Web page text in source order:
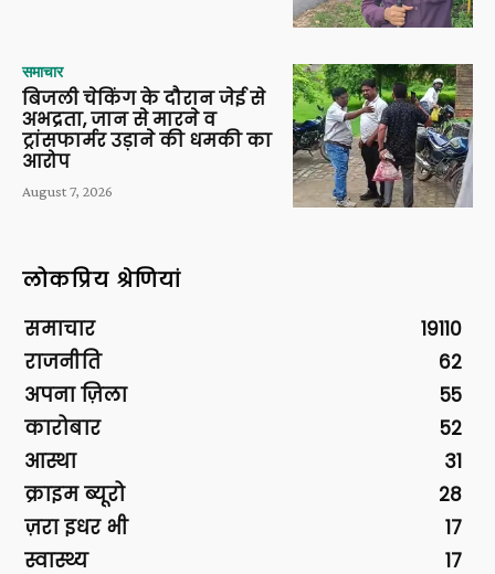
समाचार
बिजली चेकिंग के दौरान जेई से
अभद्रता, जान से मारने व
ट्रांसफार्मर उड़ाने की धमकी का
आरोप
August 7, 2026
लोकप्रिय श्रेणियां
समाचार
19110
राजनीति
62
अपना ज़िला
55
कारोबार
52
आस्था
31
क्राइम ब्यूरो
28
ज़रा इधर भी
17
स्वास्थ्य
17